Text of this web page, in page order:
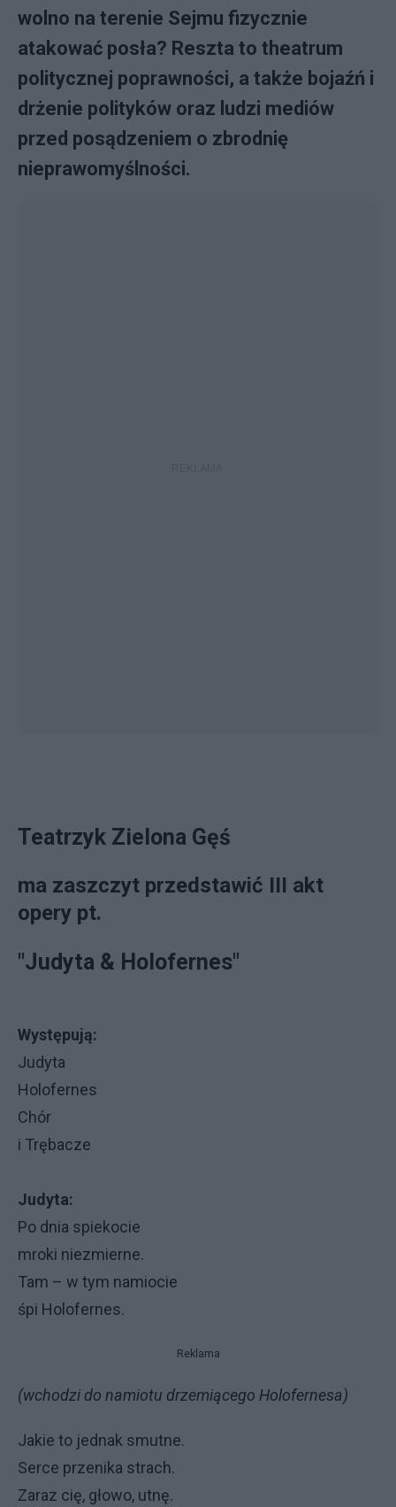
wolno na terenie Sejmu fizycznie
atakować posła? Reszta to theatrum
politycznej poprawności, a także bojaźń i
drżenie polityków oraz ludzi mediów
przed posądzeniem o zbrodnię
nieprawomyślności.
Teatrzyk Zielona Gęś
ma zaszczyt przedstawić III akt
opery pt.
"Judyta & Holofernes"
Występują:
Judyta
Holofernes
Chór
i Trębacze
Judyta:
Po dnia spiekocie
mroki niezmierne.
Tam – w tym namiocie
śpi Holofernes.
Reklama
(wchodzi do namiotu drzemiącego Holofernesa)
Jakie to jednak smutne.
Serce przenika strach.
Zaraz cię, głowo, utnę.